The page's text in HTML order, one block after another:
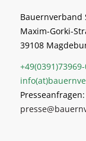
Bauernverband
Maxim-Gorki-
39108
Presseanfragen: